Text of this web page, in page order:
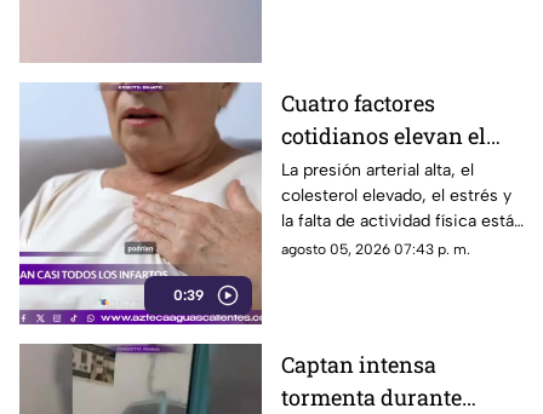
0:39
Cuatro factores
cotidianos elevan el
riesgo de infarto
La presión arterial alta, el
colesterol elevado, el estrés y
la falta de actividad física están
entre los principales factores
agosto 05, 2026 07:43 p. m.
Captan intensa
tormenta durante